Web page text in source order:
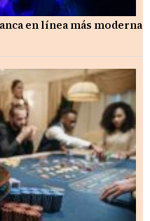
en línea más moderna